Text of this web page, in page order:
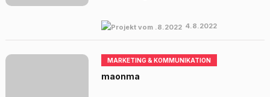
4.8.2022
MARKETING & KOMMUNIKATION
maonma